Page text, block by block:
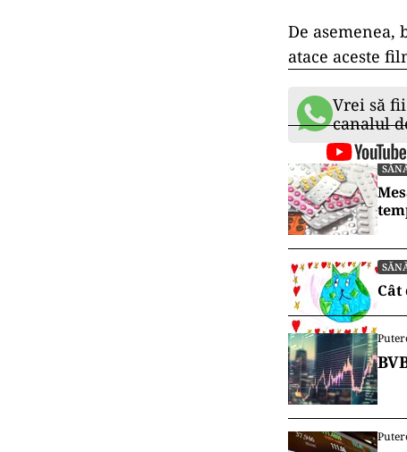
De asemenea,
atace aceste
Vrei să
canalul
Cât